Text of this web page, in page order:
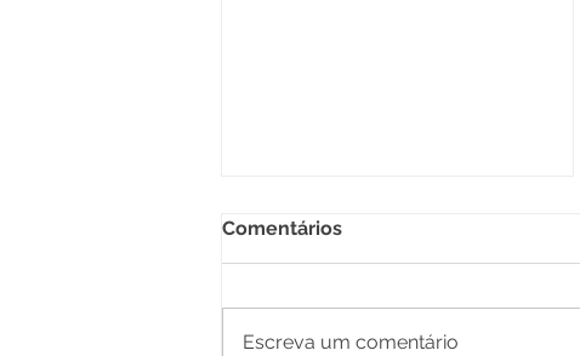
Comentários
Escreva um comentário